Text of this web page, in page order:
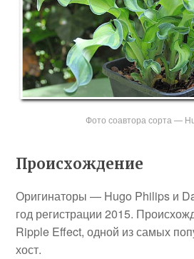
Фото соавтора сорта —
Происхождение
Оригинаторы — Hugo Philips и
год регистрации 2015.
Ripple Effect, одной из самых
хост.